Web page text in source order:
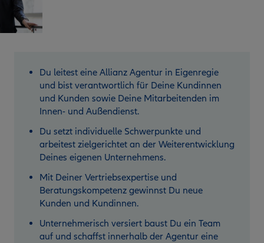
Du leitest eine Allianz Agentur in Eigenregie
und bist verantwortlich für Deine Kundinnen
und Kunden sowie Deine Mitarbeitenden im
Innen- und Außendienst.
Du setzt individuelle Schwerpunkte und
arbeitest zielgerichtet an der Weiterentwicklung
Deines eigenen Unternehmens.
Mit Deiner Vertriebsexpertise und
Beratungskompetenz gewinnst Du neue
Kunden und Kundinnen.
Unternehmerisch versiert baust Du ein Team
auf und schaffst innerhalb der Agentur eine